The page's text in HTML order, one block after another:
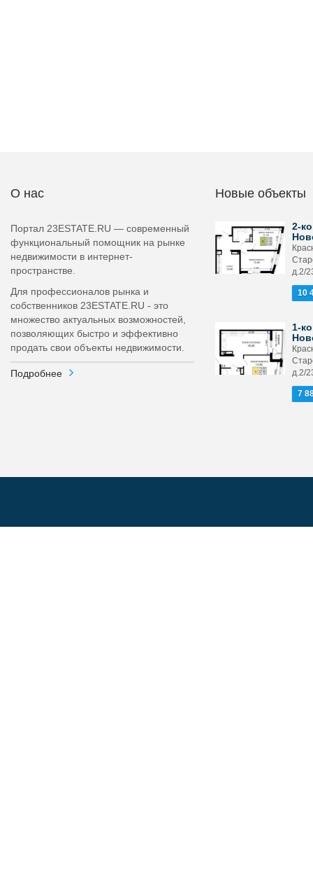
О нас
Портал 23ESTATE.RU — современный
функциональный помощник на рынке
недвижимости в интернет-
пространстве.
Для профессионалов рынка и
собственников 23ESTATE.RU - это
множество актуальных возможностей,
позволяющих быстро и эффективно
продать свои объекты недвижимости.
Подробнее
Новые объекты
2-
д.2/
10
1-
д.2/
7